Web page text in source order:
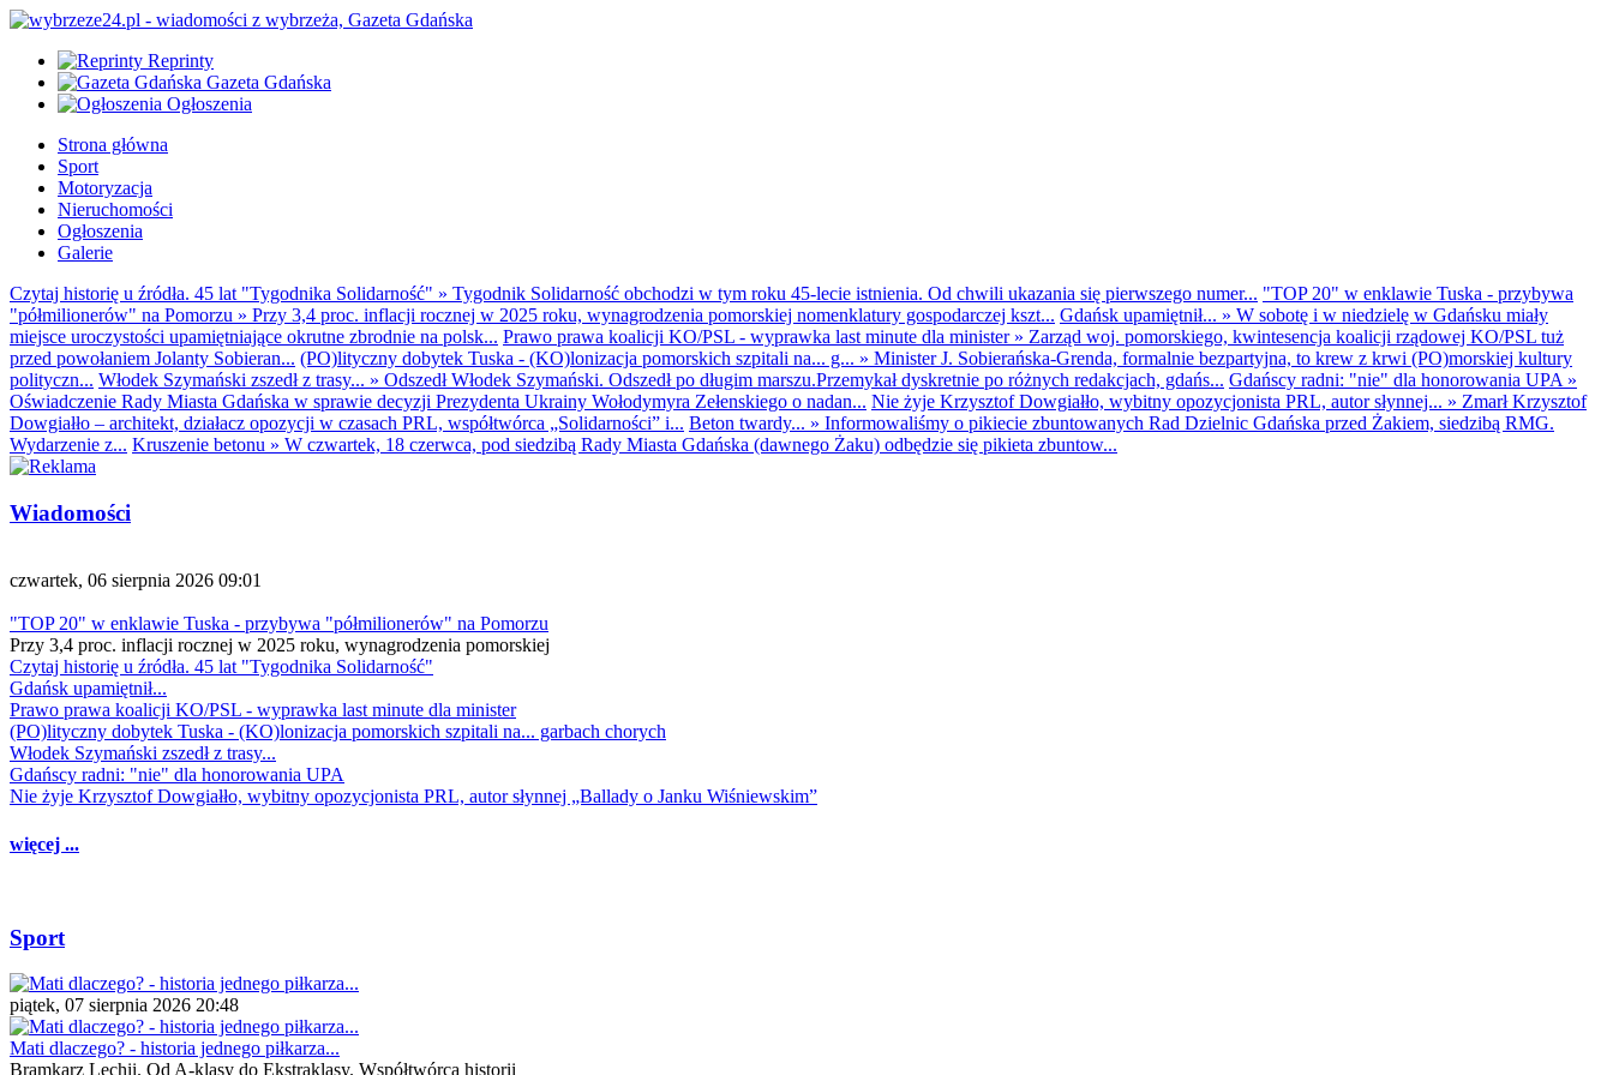
Reprinty
Gazeta Gdańska
Ogłoszenia
Strona główna
Sport
Motoryzacja
Nieruchomości
Ogłoszenia
Galerie
Czytaj historię u źródła. 45 lat "Tygodnika Solidarność" » Tygodnik Solidarność obchodzi w tym roku 45-lecie istnienia. Od chwili ukazania się pierwszego numer... "TOP 20" w enklawie Tuska - przybywa
"półmilionerów" na Pomorzu » Przy 3,4 proc. inflacji rocznej w 2025 roku, wynagrodzenia pomorskiej nomenklatury gospodarczej kszt... Gdańsk upamiętnił... » W sobotę i w niedzielę w Gdańsku miały
miejsce uroczystości upamiętniające okrutne zbrodnie na polsk... Prawo prawa koalicji KO/PSL - wyprawka last minute dla minister» Zarząd woj. pomorskiego, kwintesencja koalicji rządowej KO/PSL tuż
przed powołaniem Jolanty Sobieran... (PO)lityczny dobytek Tuska - (KO)lonizacja pomorskich szpitali na... g... » Minister J. Sobierańska-Grenda, formalnie bezpartyjna, to krew z krwi (PO)morskiej kultury
polityczn... Włodek Szymański zszedł z trasy... » Odszedł Włodek Szymański. Odszedł po długim marszu.Przemykał dyskretnie po różnych redakcjach, gdańs... Gdańscy radni: "nie" dla honorowania UPA »
Oświadczenie Rady Miasta Gdańska w sprawie decyzji Prezydenta Ukrainy Wołodymyra Zełenskiego o nadan... Nie żyje Krzysztof Dowgiałło, wybitny opozycjonista PRL, autor słynnej... » Zmarł Krzysztof
Dowgiałło – architekt, działacz opozycji w czasach PRL, współtwórca „Solidarności” i... Beton twardy... » Informowaliśmy o pikiecie zbuntowanych Rad Dzielnic Gdańska przed Żakiem, siedzibą RMG.
Wydarzenie z... Kruszenie betonu » W czwartek, 18 czerwca, pod siedzibą Rady Miasta Gdańska (dawnego Żaku) odbędzie się pikieta zbuntow...
Wiadomości
czwartek, 06 sierpnia 2026 09:01
"TOP 20" w enklawie Tuska - przybywa "półmilionerów" na Pomorzu
Przy 3,4 proc. inflacji rocznej w 2025 roku, wynagrodzenia pomorskiej
Czytaj historię u źródła. 45 lat "Tygodnika Solidarność"
Gdańsk upamiętnił...
Prawo prawa koalicji KO/PSL - wyprawka last minute dla minister
(PO)lityczny dobytek Tuska - (KO)lonizacja pomorskich szpitali na... garbach chorych
Włodek Szymański zszedł z trasy...
Gdańscy radni: "nie" dla honorowania UPA
Nie żyje Krzysztof Dowgiałło, wybitny opozycjonista PRL, autor słynnej „Ballady o Janku Wiśniewskim”
więcej ...
Sport
piątek, 07 sierpnia 2026 20:48
Mati dlaczego? - historia jednego piłkarza...
Bramkarz Lechii. Od A-klasy do Ekstraklasy. Współtwórca historii